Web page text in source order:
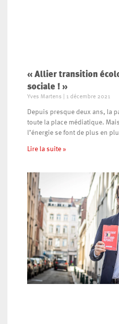
« Allier transition
sociale ! »
Yves Martens 1 décembre 2021
Depuis presque deux ans, la
toute la place médiatique.
l’énergie se font de plus en
Lire la suite »